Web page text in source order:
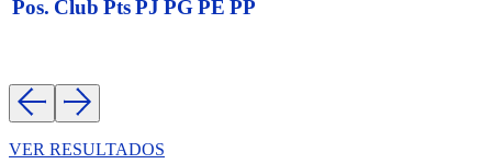
Pos. Club PtsPJ PGPE PP
VER RESULTADOS